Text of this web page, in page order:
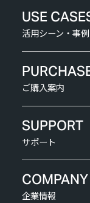
USE
活用シーン・事例
ご購入案内
SUPPORT
サポート
COMPANY
企業情報